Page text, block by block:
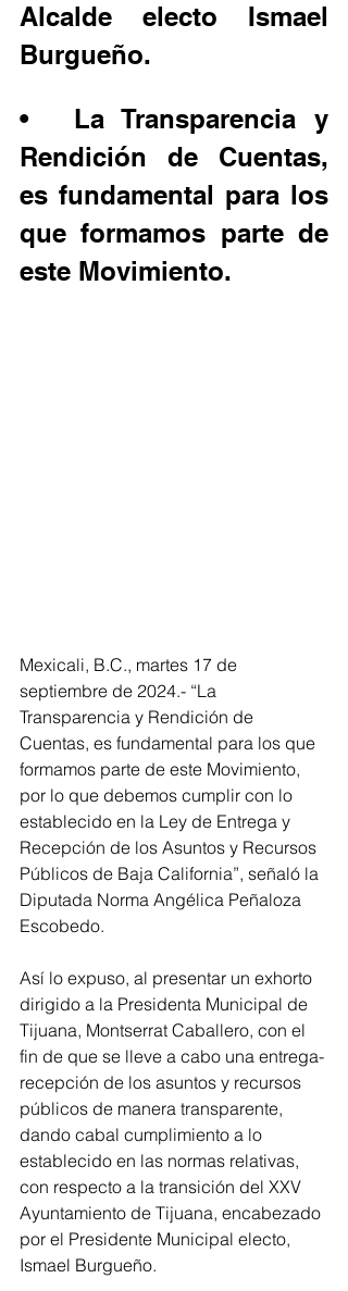
Alcalde electo Ismael
Burgueño.
•	La Transparencia y
Rendición de Cuentas,
es fundamental para los
que formamos parte de
este Movimiento.
Mexicali, B.C., martes 17 de
septiembre de 2024.- “La
Transparencia y Rendición de
Cuentas, es fundamental para los que
formamos parte de este Movimiento,
por lo que debemos cumplir con lo
establecido en la Ley de Entrega y
Recepción de los Asuntos y Recursos
Públicos de Baja California”, señaló la
Diputada Norma Angélica Peñaloza
Escobedo.
Así lo expuso, al presentar un exhorto
dirigido a la Presidenta Municipal de
Tijuana, Montserrat Caballero, con el
fin de que se lleve a cabo una entrega-
recepción de los asuntos y recursos
públicos de manera transparente,
dando cabal cumplimiento a lo
establecido en las normas relativas,
con respecto a la transición del XXV
Ayuntamiento de Tijuana, encabezado
por el Presidente Municipal electo,
Ismael Burgueño.